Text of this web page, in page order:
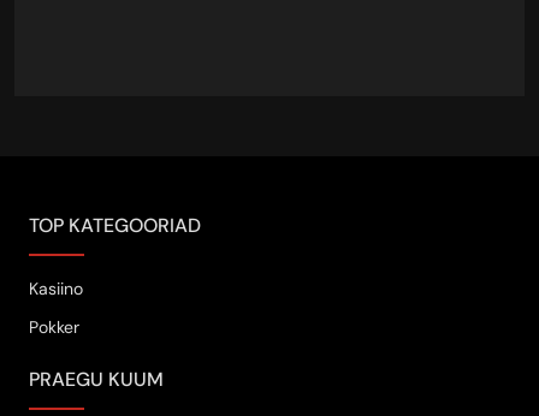
TOP KATEGOORIAD
Kasiino
Pokker
PRAEGU KUUM